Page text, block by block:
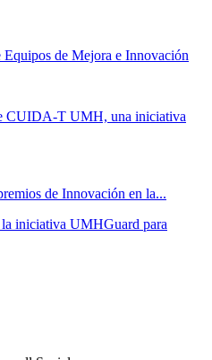
de Mejora e Innovación
CUIDA-T UMH, una iniciativa
de Innovación en la...
iniciativa UMHGuard para